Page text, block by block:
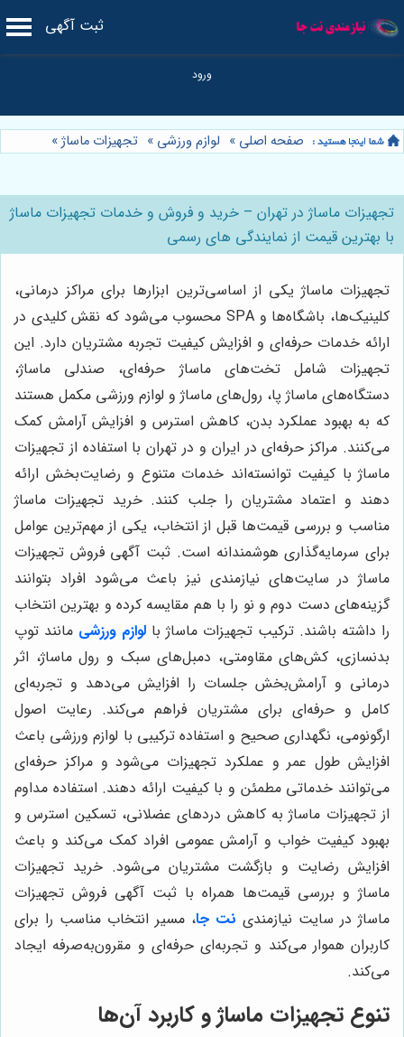
ثبت آگهی
صفحه اصلی » لوازم ورزشی » تجهیزات ماساژ»
تجهیزات ماساژ در تهران – خرید و فروش و خدمات تجهیزات ماساژ
با بهترین قیمت از نمایندگی های رسمی
تجهیزات ماساژ یکی از اساسی‌ترین ابزارها برای مراکز درمانی،
کلینیک‌ها، باشگاه‌ها و SPA محسوب می‌شود که نقش کلیدی در
ارائه خدمات حرفه‌ای و افزایش کیفیت تجربه مشتریان دارد. این
تجهیزات شامل تخت‌های ماساژ حرفه‌ای، صندلی ماساژ،
دستگاه‌های ماساژ پا، رول‌های ماساژ و لوازم ورزشی مکمل هستند
که به بهبود عملکرد بدن، کاهش استرس و افزایش آرامش کمک
می‌کنند. مراکز حرفه‌ای در ایران و در تهران با استفاده از تجهیزات
ماساژ با کیفیت توانسته‌اند خدمات متنوع و رضایت‌بخش ارائه
دهند و اعتماد مشتریان را جلب کنند. خرید تجهیزات ماساژ
مناسب و بررسی قیمت‌ها قبل از انتخاب، یکی از مهم‌ترین عوامل
برای سرمایه‌گذاری هوشمندانه است. ثبت آگهی فروش تجهیزات
ماساژ در سایت‌های نیازمندی نیز باعث می‌شود افراد بتوانند
گزینه‌های دست دوم و نو را با هم مقایسه کرده و بهترین انتخاب
را داشته باشند. ترکیب تجهیزات ماساژ با لوازم ورزشی مانند توپ
بدنسازی، کش‌های مقاومتی، دمبل‌های سبک و رول ماساژ، اثر
درمانی و آرامش‌بخش جلسات را افزایش می‌دهد و تجربه‌ای
کامل و حرفه‌ای برای مشتریان فراهم می‌کند. رعایت اصول
ارگونومی، نگهداری صحیح و استفاده ترکیبی با لوازم ورزشی باعث
افزایش طول عمر و عملکرد تجهیزات می‌شود و مراکز حرفه‌ای
می‌توانند خدماتی مطمئن و با کیفیت ارائه دهند. استفاده مداوم
از تجهیزات ماساژ به کاهش دردهای عضلانی، تسکین استرس و
بهبود کیفیت خواب و آرامش عمومی افراد کمک می‌کند و باعث
افزایش رضایت و بازگشت مشتریان می‌شود. خرید تجهیزات
ماساژ و بررسی قیمت‌ها همراه با ثبت آگهی فروش تجهیزات
ماساژ در سایت‌ نیازمندی نت جا، مسیر انتخاب مناسب را برای
کاربران هموار می‌کند و تجربه‌ای حرفه‌ای و مقرون‌به‌صرفه ایجاد
می‌کند.
تنوع تجهیزات ماساژ و کاربرد آن‌ها